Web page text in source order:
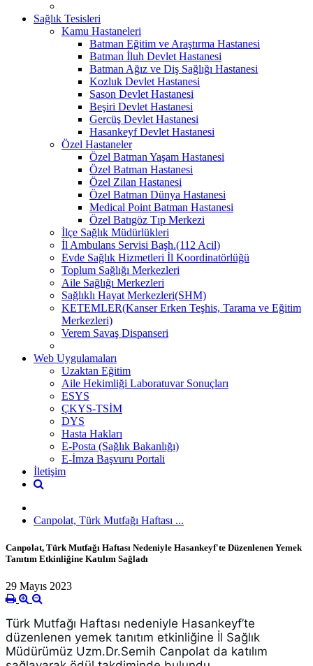
Sağlık Tesisleri
Kamu Hastaneleri
Batman Eğitim ve Araştırma Hastanesi
Batman İluh Devlet Hastanesi
Batman Ağız ve Diş Sağlığı Hastanesi
Kozluk Devlet Hastanesi
Sason Devlet Hastanesi
Beşiri Devlet Hastanesi
Gercüş Devlet Hastanesi
Hasankeyf Devlet Hastanesi
Özel Hastaneler
Özel Batman Yaşam Hastanesi
Özel Batman Hastanesi
Özel Zilan Hastanesi
Özel Batman Dünya Hastanesi
Medical Point Batman Hastanesi
Özel Batıgöz Tıp Merkezi
İlçe Sağlık Müdürlükleri
İl Ambulans Servisi Başh.(112 Acil)
Evde Sağlık Hizmetleri İl Koordinatörlüğü
Toplum Sağlığı Merkezleri
Aile Sağlığı Merkezleri
Sağlıklı Hayat Merkezleri(SHM)
KETEMLER(Kanser Erken Teşhis, Tarama ve Eğitim
Merkezleri)
Verem Savaş Dispanseri
Web Uygulamaları
Uzaktan Eğitim
Aile Hekimliği Laboratuvar Sonuçları
ESYS
ÇKYS-TSİM
DYS
Hasta Hakları
E-Posta (Sağlık Bakanlığı)
E-İmza Başvuru Portali
İletişim
Canpolat, Türk Mutfağı Haftası ...
Canpolat, Türk Mutfağı Haftası Nedeniyle Hasankeyf'te Düzenlenen Yemek
Tanıtım Etkinliğine Katılım Sağladı
29 Mayıs 2023
Türk Mutfağı Haftası nedeniyle Hasankeyf’te
düzenlenen yemek tanıtım etkinliğine İl Sağlık
Müdürümüz Uzm.Dr.Semih Canpolat da katılım